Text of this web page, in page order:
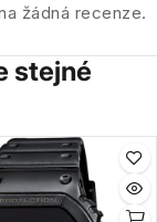
žádná recenze.
stejné